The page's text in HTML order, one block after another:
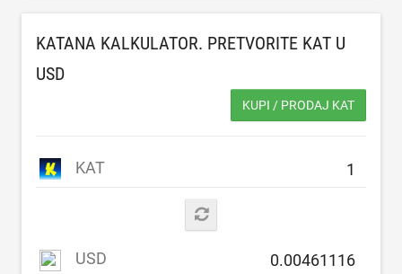
KATANA KALKULATOR. PRETVORITE KAT U
USD
KUPI / PRODAJ KAT
KAT
USD